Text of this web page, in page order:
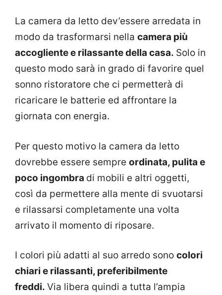
La camera da letto dev’essere arredata in
modo da trasformarsi nella camera più
accogliente e rilassante della casa. Solo in
questo modo sarà in grado di favorire quel
sonno ristoratore che ci permetterà di
ricaricare le batterie ed affrontare la
giornata con energia.
Per questo motivo la camera da letto
dovrebbe essere sempre ordinata, pulita e
poco ingombra di mobili e altri oggetti,
così da permettere alla mente di svuotarsi
e rilassarsi completamente una volta
arrivato il momento di riposare.
I colori più adatti al suo arredo sono colori
chiari e rilassanti, preferibilmente
freddi. Via libera quindi a tutta l’ampia